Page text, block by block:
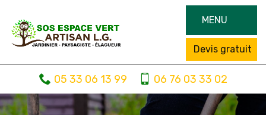
MENU
Devis gratuit
05 33 06 13 99 06 76 03 33 02